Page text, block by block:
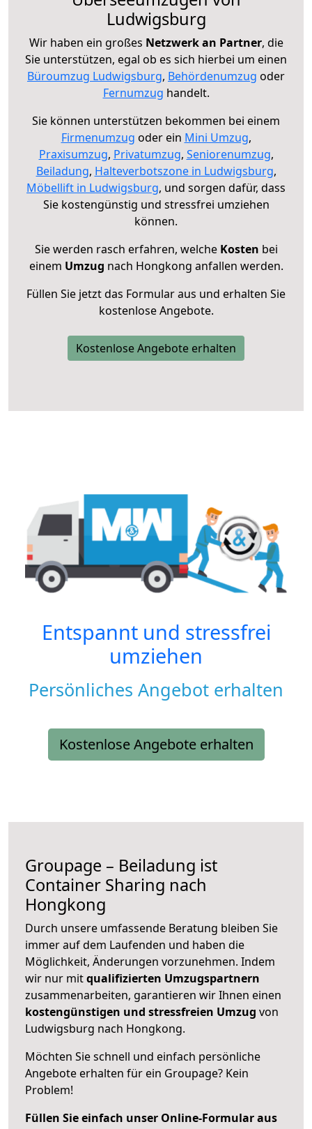
Ludwigsburg
Wir haben ein großes Netzwerk an Partner, die
Sie unterstützen, egal ob es sich hierbei um einen
Büroumzug Ludwigsburg, Behördenumzug oder
Fernumzug handelt.
Sie können unterstützen bekommen bei einem
Firmenumzug oder ein Mini Umzug,
Praxisumzug, Privatumzug, Seniorenumzug,
Beiladung, Halteverbotszone in Ludwigsburg,
Möbellift in Ludwigsburg, und sorgen dafür, dass
Sie kostengünstig und stressfrei umziehen
können.
Sie werden rasch erfahren, welche Kosten bei
einem Umzug nach Hongkong anfallen werden.
Füllen Sie jetzt das Formular aus und erhalten Sie
kostenlose Angebote.
Kostenlose Angebote erhalten
Entspannt und stressfrei
umziehen
Persönliches Angebot erhalten
Kostenlose Angebote erhalten
Groupage – Beiladung ist
Container Sharing nach
Hongkong
Durch unsere umfassende Beratung bleiben Sie
immer auf dem Laufenden und haben die
Möglichkeit, Änderungen vorzunehmen. Indem
wir nur mitqualifizierten Umzugspartnern
zusammenarbeiten, garantieren wir Ihnen einen
kostengünstigen und stressfreien Umzug von
Ludwigsburg nach Hongkong.
Möchten Sie schnell und einfach persönliche
Angebote erhalten für ein Groupage? Kein
Problem!
Füllen Sie einfach unser Online-Formular aus